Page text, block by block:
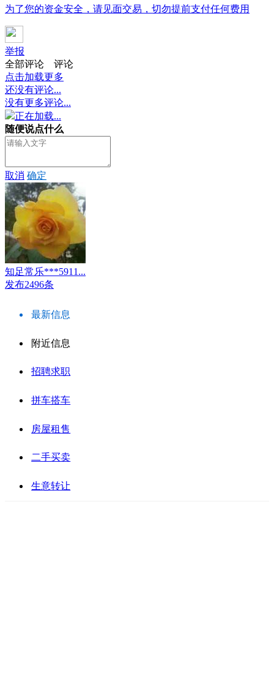
为了您的资金安全，请见面交易，切勿提前支付任何费用
举报
全部评论
评论
点击加载更多
还没有评论...
没有更多评论...
正在加载...
随便说点什么
取消 确定
知足常乐***5911...
发布2496条
最新信息
附近信息
招聘求职
拼车搭车
房屋租售
二手买卖
生意转让